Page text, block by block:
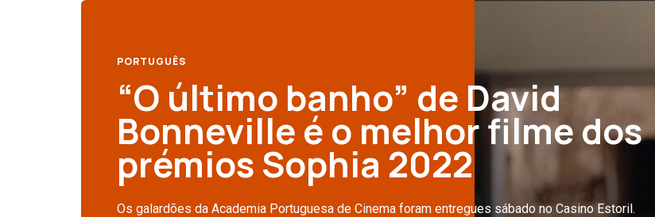
PORTUGUÊS
“O último banho” de David
Bonneville é o melhor filme dos
prémios Sophia 2022
Os galardões da Academia Portuguesa de Cinema foram entregues sábado no Casino Estoril.